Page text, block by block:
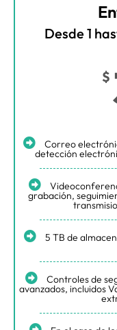
Desde 1
$
Correo
detección
grabación,
5 TB de
Controles de
avanzados, incluidos